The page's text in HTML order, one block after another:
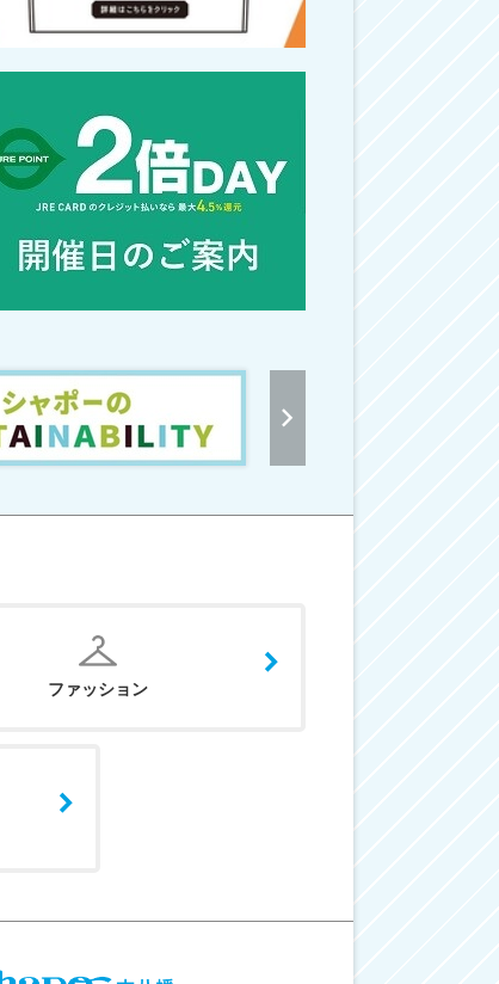
ファッション